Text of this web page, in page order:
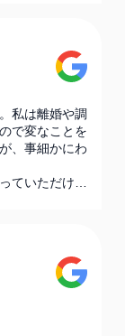
いました。
私は離婚や調
で変なことを
、事細かにわ
ていただけま